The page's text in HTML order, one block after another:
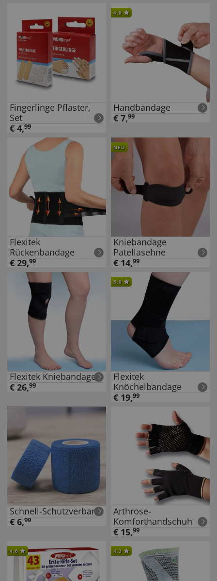
Fingerlinge Pflaster,
Set
€ 4,99
4.9
Handbandage
€ 7,99
Flexitek
Rückenbandage
€ 29,99
NEU
Kniebandage
Patellasehne
€ 14,99
Flexitek Kniebandage
€ 26,99
5.0
Flexitek
Knöchelbandage
€ 19,99
Schnell-Schutzverband
€ 6,99
Arthrose-
Komforthandschuh
€ 15,99
4.6 4.3